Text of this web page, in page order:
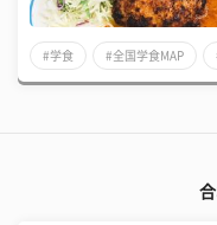
#学食 #全国学食MAP